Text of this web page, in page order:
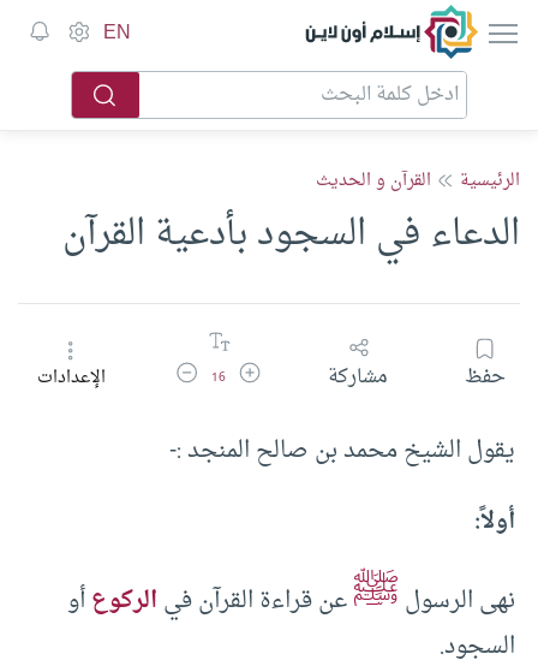
إسلام أون لاين EN
الرئيسية القرآن و الحديث
الدعاء في السجود بأدعية القرآن
حفظ مشاركة زيادة حجم الخط
16 تقليل حجم الخطالإعدادات
يقول الشيخ محمد بن صالح المنجد :-
أولاً:
نهى الرسولﷺعن قراءة القرآن فيالركوعأو
السجود.